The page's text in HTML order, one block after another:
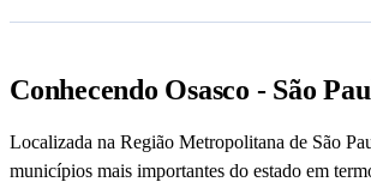
Conhecendo Osasco - São
Localizada na Região Metropolitana de São
municípios mais importantes do estado em